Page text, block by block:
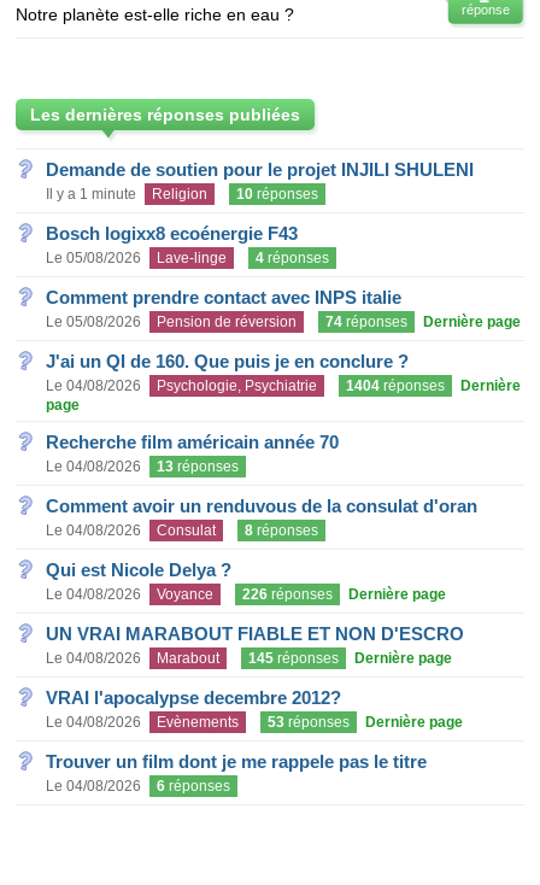
réponse
Notre planète est-elle riche en eau ?
Les dernières réponses publiées
Demande de soutien pour le projet INJILI SHULENI
Il y a 1 minute Religion 10 réponses
Bosch logixx8 ecoénergie F43
Le 05/08/2026 Lave-linge 4 réponses
Comment prendre contact avec INPS italie
Le 05/08/2026 Pension de réversion 74 réponses Dernière page
J'ai un QI de 160. Que puis je en conclure ?
Le 04/08/2026 Psychologie, Psychiatrie 1404 réponses
Dernière
page
Recherche film américain année 70
Le 04/08/2026 13 réponses
Comment avoir un renduvous de la consulat d'oran
Le 04/08/2026 Consulat 8 réponses
Qui est Nicole Delya ?
Le 04/08/2026 Voyance 226 réponses Dernière page
UN VRAI MARABOUT FIABLE ET NON D'ESCRO
Le 04/08/2026 Marabout 145 réponses Dernière page
VRAI l'apocalypse decembre 2012?
Le 04/08/2026 Evènements 53 réponses Dernière page
Trouver un film dont je me rappele pas le titre
Le 04/08/2026 6 réponses